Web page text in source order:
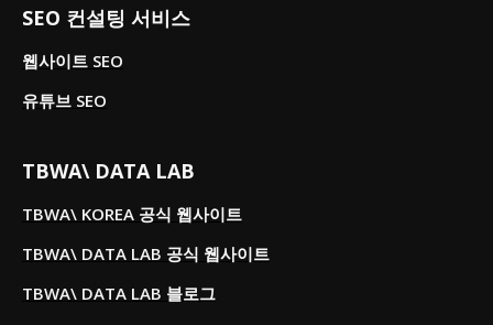
SEO 컨설팅 서비스
웹사이트 SEO
유튜브 SEO
TBWA\ DATA LAB
TBWA\ KOREA 공식 웹사이트
TBWA\ DATA LAB 공식 웹사이트
TBWA\ DATA LAB 블로그